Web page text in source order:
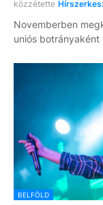
közzétette
Novemberben
uniós
BELFÖLD